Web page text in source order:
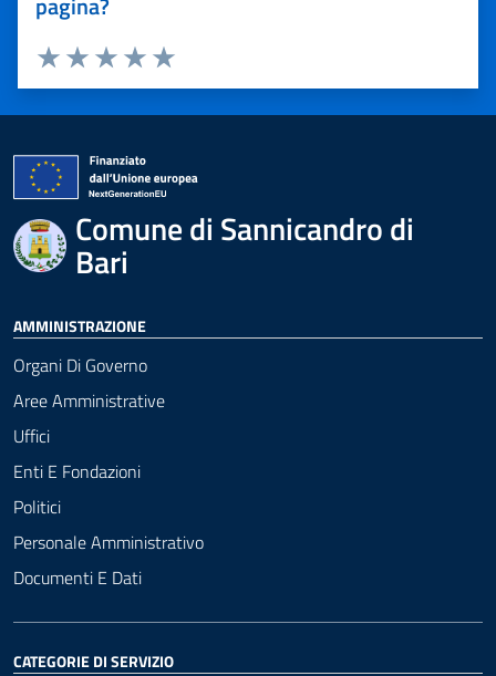
Valuta 5 stelle su 5
Valuta 4 stelle su 5
Valuta 3 stelle su 5
Valuta 2 stelle su 5
Valuta 1 stelle su 5
Comune di Sannicandro di
Bari
AMMINISTRAZIONE
Organi Di Governo
Aree Amministrative
Uffici
Enti E Fondazioni
Politici
Personale Amministrativo
Documenti E Dati
CATEGORIE DI SERVIZIO